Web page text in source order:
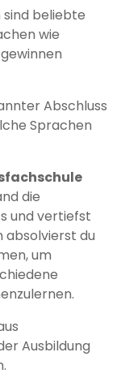
sind beliebte
wie
Abschluss
Sprachen
die
und vertiefst
absolvierst du
um
Ausbildung